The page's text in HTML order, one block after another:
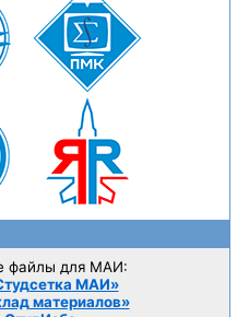
файлы для МАИ:
МАИ»
материалов»